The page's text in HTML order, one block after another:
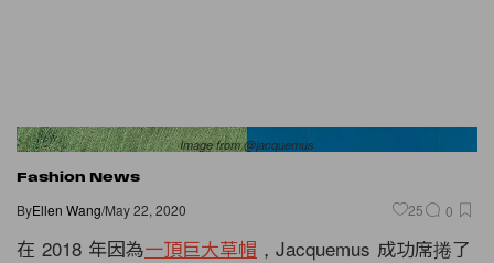
Image from @jacquemus
Fashion News
ByEllen Wang/May 22, 2020 25 0
在 2018 年因為一頂巨大草帽 ，Jacquemus 成功席捲了